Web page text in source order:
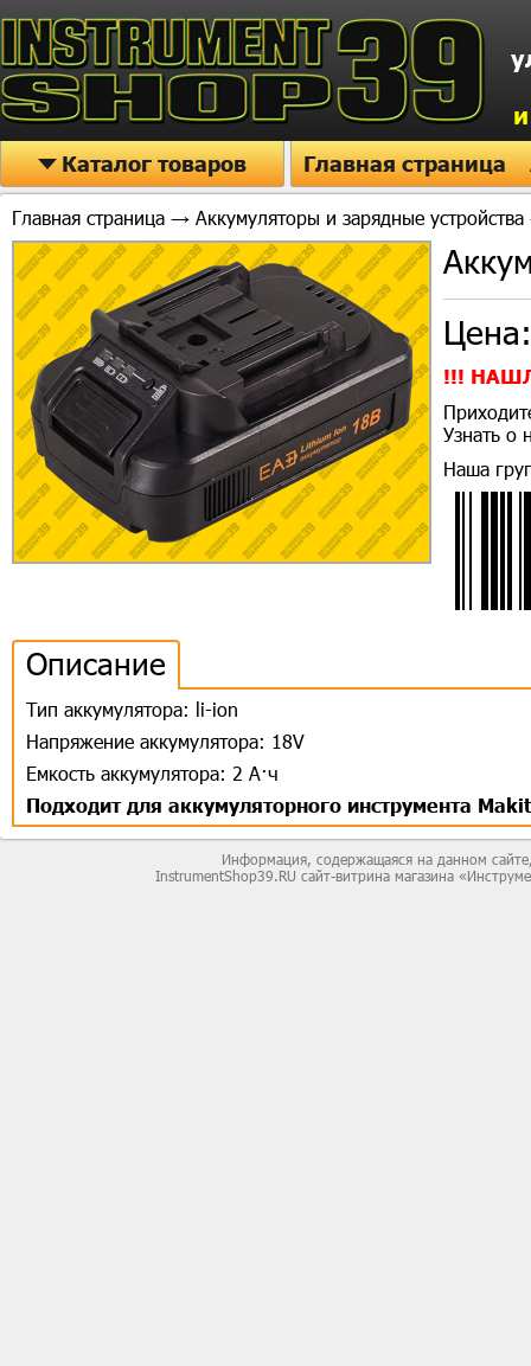
Каталог товаров Главная страница
Главная страница → Аккумуляторы и зарядные устройства
Цена:
!!!
Узнать о
Наша
Описание
Тип аккумулятора: li-ion
Напряжение аккумулятора: 18V
Емкость аккумулятора: 2 А·ч
Подходит для аккумуляторного инструмента
Информация, содержащаяся на данном
InstrumentShop39.RU сайт-витрина магазина